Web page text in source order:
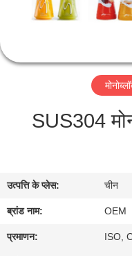
गुणवत्ता
की
विनती
करे
SUS304
उत्पत्ति के प्लेस: चीन
ब्रांड नाम: OEM
प्रमाणन: ISO,